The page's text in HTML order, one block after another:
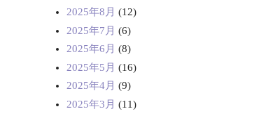
2025年8月 (12)
2025年7月 (6)
2025年6月 (8)
2025年5月 (16)
2025年4月 (9)
2025年3月 (11)